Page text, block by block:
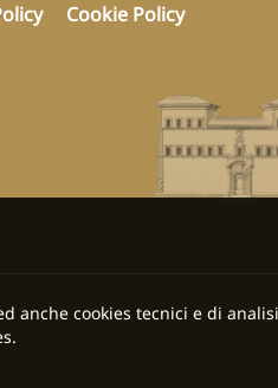
Cookie Policy
anche cookies tecnici e di